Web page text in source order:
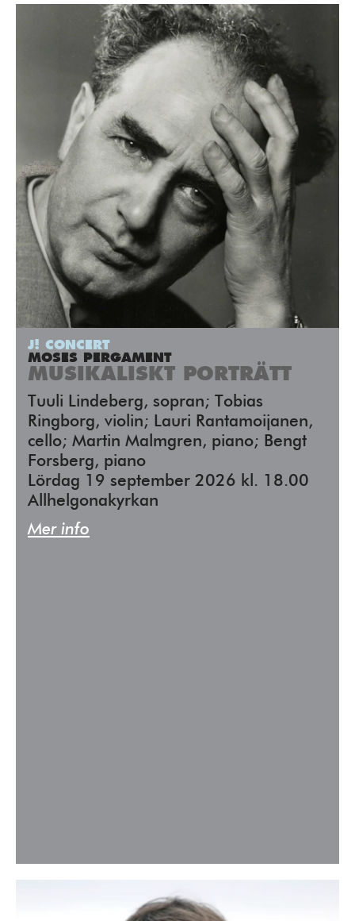
J! CONCERT
MOSES PERGAMENT
MUSIKALISKT PORTRÄTT
Tuuli Lindeberg, sopran; Tobias
Ringborg, violin; Lauri Rantamoijanen,
cello; Martin Malmgren, piano; Bengt
Forsberg, piano
Lördag 19 september 2026 kl. 18.00
Allhelgonakyrkan
Mer info